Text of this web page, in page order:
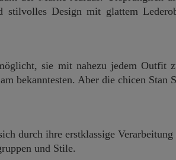
stilvolles Design mit glattem
sie mit nahezu jedem Outfit
bekanntesten. Aber die chicen Stan
durch ihre erstklassige Verarbeitung
und Stile.